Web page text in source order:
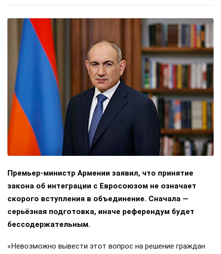
Премьер-министр Армении заявил, что принятие
закона об интеграции с Евросоюзом не означает
скорого вступления в объединение. Сначала —
серьёзная подготовка, иначе референдум будет
бессодержательным.
«Невозможно вывести этот вопрос на решение граждан